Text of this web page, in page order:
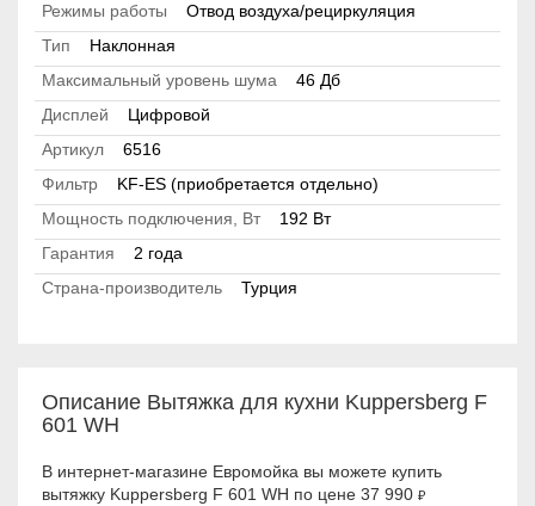
Режимы работы
Отвод воздуха/рециркуляция
Тип
Наклонная
Максимальный уровень шума
46 Дб
Дисплей
Цифровой
Артикул
6516
Фильтр
KF-ES (приобретается отдельно)
Мощность подключения, Вт
192 Вт
Гарантия
2 года
Страна-производитель
Турция
Описание Вытяжка для кухни Kuppersberg F
601 WH
В интернет-магазине Евромойка вы можете купить
вытяжку Kuppersberg F 601 WH по цене 37 990 ₽